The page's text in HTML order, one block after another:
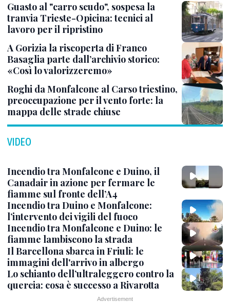
Guasto al "carro scudo", sospesa la
tranvia Trieste-Opicina: tecnici al
lavoro per il ripristino
A Gorizia la riscoperta di Franco
Basaglia parte dall’archivio storico:
«Così lo valorizzeremo»
Roghi da Monfalcone al Carso triestino,
preoccupazione per il vento forte: la
mappa delle strade chiuse
VIDEO
Incendio tra Monfalcone e Duino, il
Canadair in azione per fermare le
fiamme sul fronte dell’A4
Incendio tra Duino e Monfalcone:
l’intervento dei vigili del fuoco
Incendio tra Monfalcone e Duino: le
fiamme lambiscono la strada
Il Barcellona sbarca in Friuli: le
immagini dell'arrivo in albergo
Lo schianto dell’ultraleggero contro la
quercia: cosa è successo a Rivarotta